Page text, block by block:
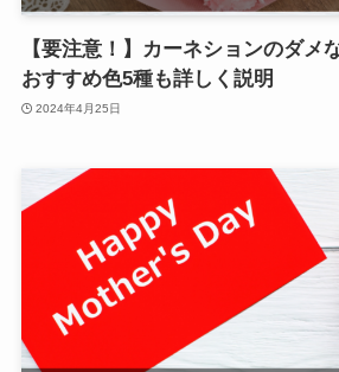
【要注意！】カーネションのダメ
おすすめ色5種も詳しく説明
2024年4月25日